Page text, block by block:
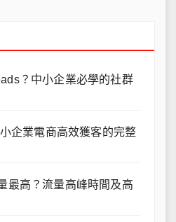
？中小企業必學的社群
企業電商高效獲客的完整
最高？流量高峰時間及高